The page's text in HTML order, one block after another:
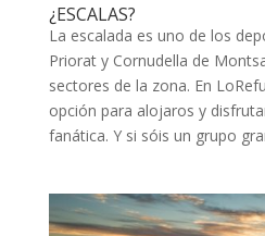
¿ESCALAS?
La escalada es uno de los
Priorat y Cornudella de
sectores de la zona. En
opción para alojaros y
fanática. Y si sóis un grupo